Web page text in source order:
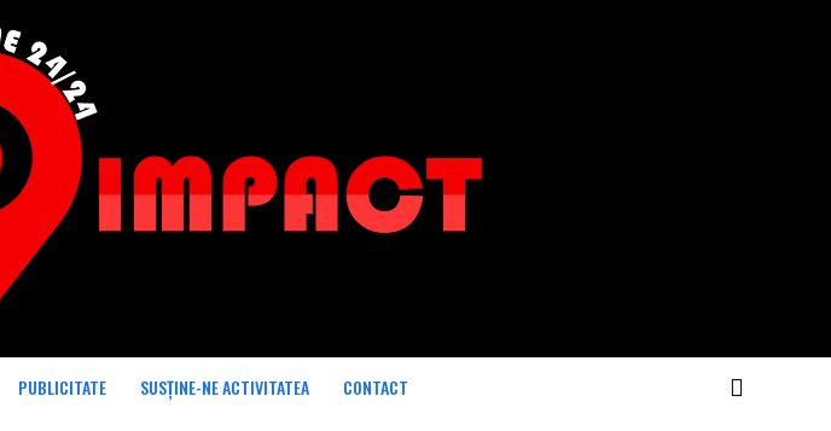
PUBLICITATE SUSȚINE-NE ACTIVITATEA CONTACT